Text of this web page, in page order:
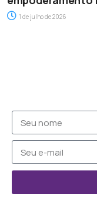
1 de julho de 2026